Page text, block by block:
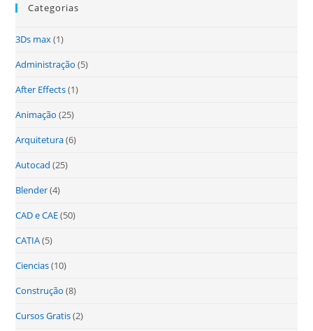
Categorias
3Ds max(1)
Administração (5)
After Effects(1)
Animação (25)
Arquitetura(6)
Autocad (25)
Blender(4)
CAD e CAE(50)
CATIA(5)
Ciencias(10)
Construção (8)
Cursos Gratis(2)